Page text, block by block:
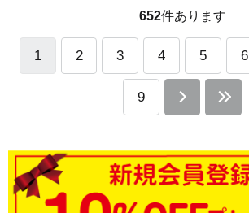
652件あります
1 2 3 4 5 6
9